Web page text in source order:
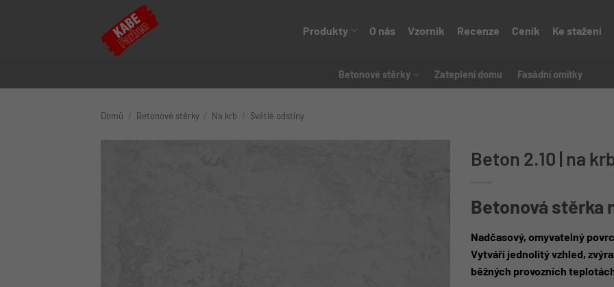
Produkty O nás Vzorník Recenze Ceník Ke stažení
Betonové stěrky Zateplení domu Fasádní omítky
Domů / Betonové stěrky / Na krb / Světlé odstíny
Beton 2.10 | na
Betonová stěrka
Nadčasový, omyvatelný
Vytváří jednolitý vzhled,
běžných provozních